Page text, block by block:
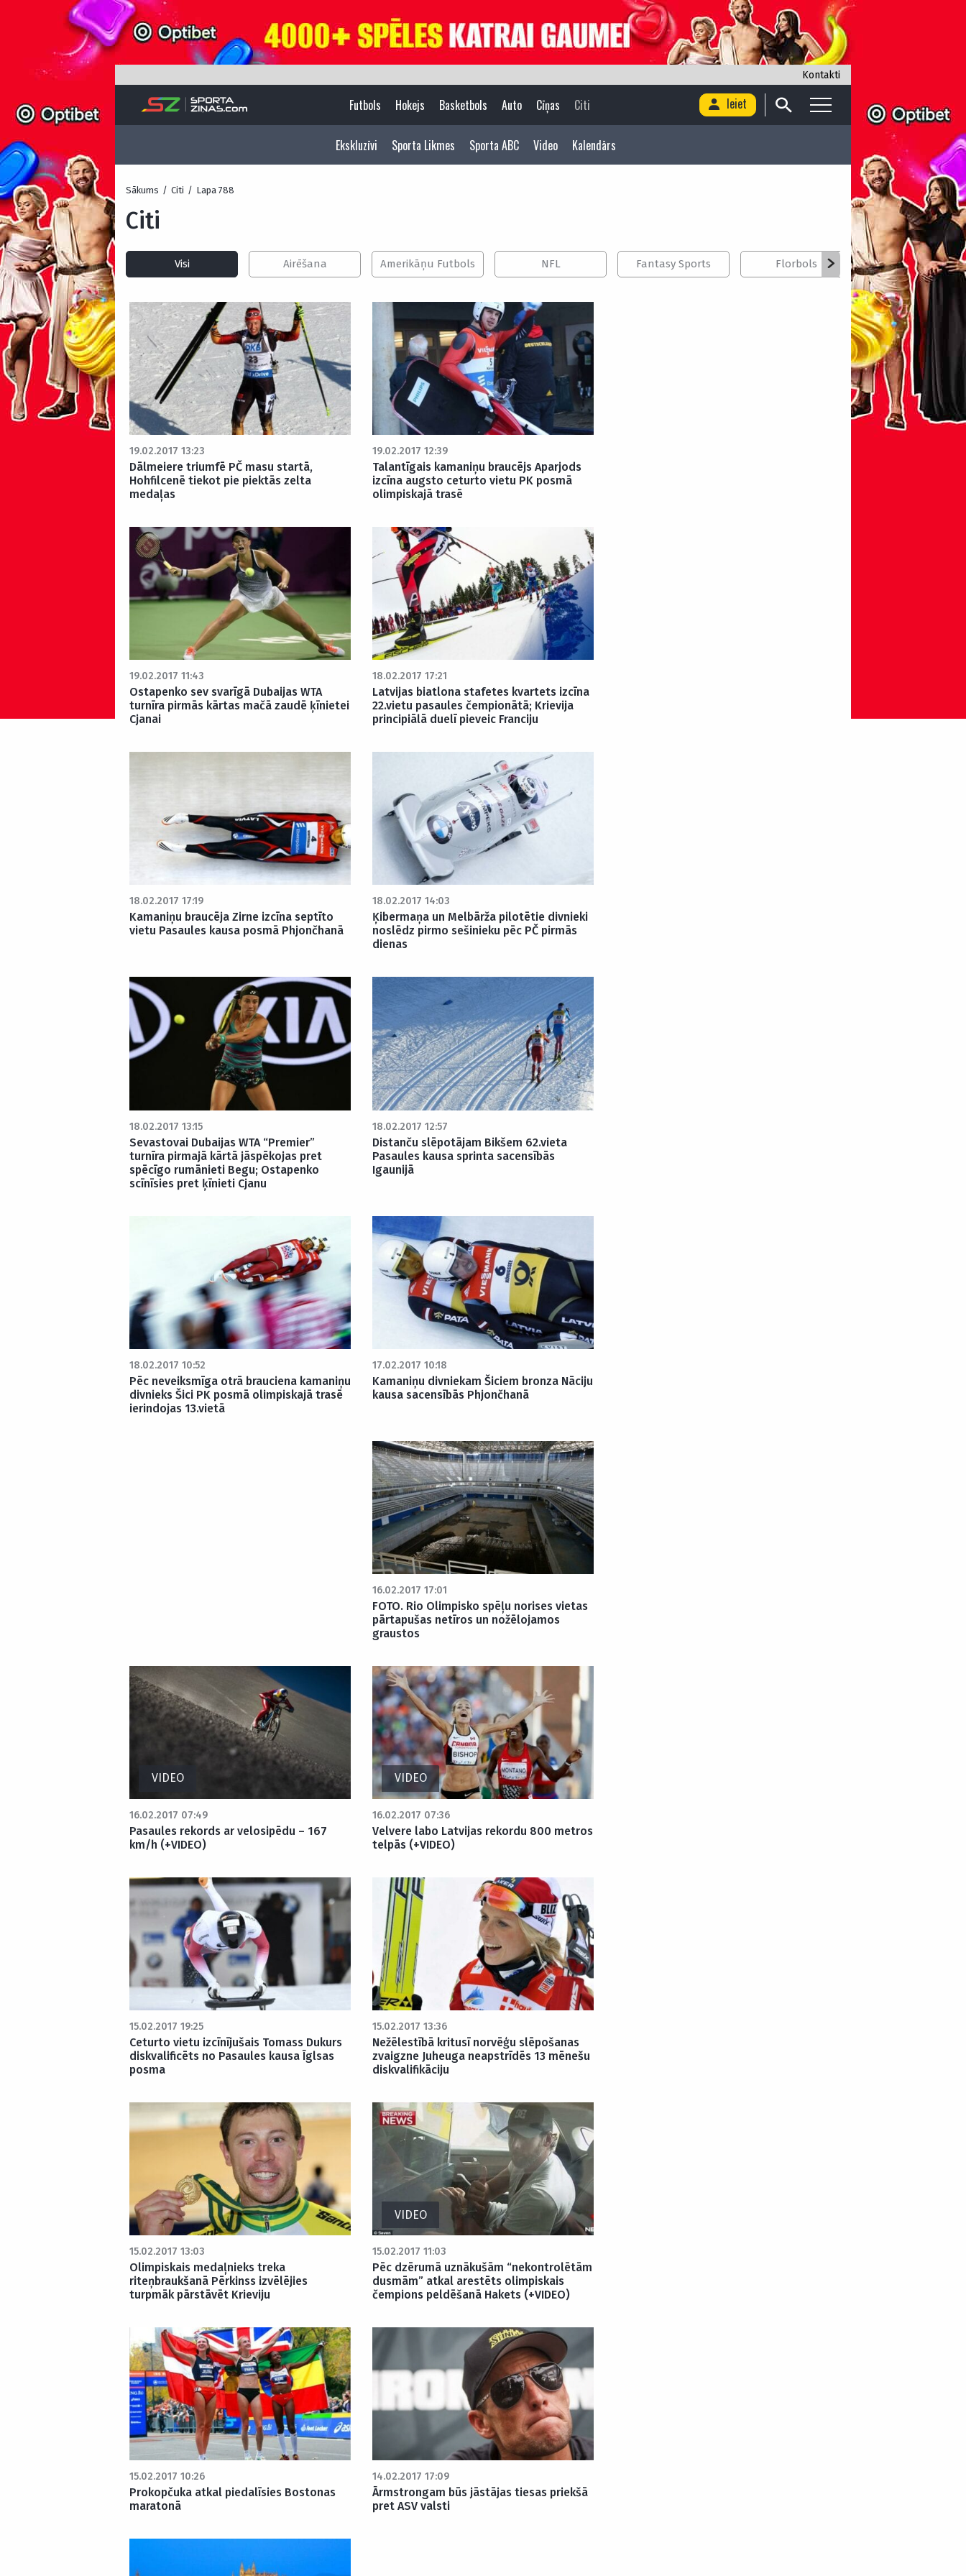
Kontakti
Futbols Hokejs Basketbols Auto Cīņas Citi Ieiet
Ekskluzīvi Sporta Likmes Sporta ABC Video Kalendārs
Sākums / Citi / Lapa 788
Citi
Visi Airēšana Amerikāņu Futbols NFL Fantasy Sports Florbols Handbols
19.02.2017 13:23
Dālmeiere triumfē PČ masu startā,
Hohfilcenē tiekot pie piektās zelta
medaļas
19.02.2017 12:39
Talantīgais kamaniņu braucējs Aparjods
izcīna augsto ceturto vietu PK posmā
olimpiskajā trasē
19.02.2017 11:43
Ostapenko sev svarīgā Dubaijas WTA
turnīra pirmās kārtas mačā zaudē ķīnietei
Cjanai
18.02.2017 17:21
Latvijas biatlona stafetes kvartets izcīna
22.vietu pasaules čempionātā; Krievija
principiālā duelī pieveic Franciju
18.02.2017 17:19
Kamaniņu braucēja Zirne izcīna septīto
vietu Pasaules kausa posmā Phjončhanā
18.02.2017 14:03
Ķibermaņa un Melbārža pilotētie divnieki
noslēdz pirmo sešinieku pēc PČ pirmās
dienas
18.02.2017 13:15
Sevastovai Dubaijas WTA “Premier”
turnīra pirmajā kārtā jāspēkojas pret
spēcīgo rumānieti Begu; Ostapenko
scīnīsies pret ķīnieti Cjanu
18.02.2017 12:57
Distanču slēpotājam Bikšem 62.vieta
Pasaules kausa sprinta sacensībās
Igaunijā
18.02.2017 10:52
Pēc neveiksmīga otrā brauciena kamaniņu
divnieks Šici PK posmā olimpiskajā trasē
ierindojas 13.vietā
17.02.2017 10:18
Kamaniņu divniekam Šiciem bronza Nāciju
kausa sacensībās Phjončhanā
16.02.2017 17:01
FOTO. Rio Olimpisko spēļu norises vietas
pārtapušas netīros un nožēlojamos
graustos
VIDEO
16.02.2017 07:49
Pasaules rekords ar velosipēdu – 167
km/h (+VIDEO)
VIDEO
16.02.2017 07:36
Velvere labo Latvijas rekordu 800 metros
telpās (+VIDEO)
15.02.2017 19:25
Ceturto vietu izcīnījušais Tomass Dukurs
diskvalificēts no Pasaules kausa Īglsas
posma
15.02.2017 13:36
Nežēlestībā kritusī norvēģu slēpošanas
zvaigzne Juheuga neapstrīdēs 13 mēnešu
diskvalifikāciju
15.02.2017 13:03
Olimpiskais medaļnieks treka
riteņbraukšanā Pērkinss izvēlējies
turpmāk pārstāvēt Krieviju
VIDEO
15.02.2017 11:03
Pēc dzērumā uznākušām “nekontrolētām
dusmām” atkal arestēts olimpiskais
čempions peldēšanā Hakets (+VIDEO)
15.02.2017 10:26
Prokopčuka atkal piedalīsies Bostonas
maratonā
14.02.2017 17:09
Ārmstrongam būs jāstājas tiesas priekšā
pret ASV valsti